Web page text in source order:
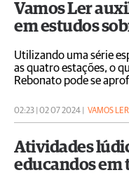
Vamos Ler
em estudos
Utilizando uma série
as quatro estações, o
Rebonato pode se
02:23 | 02 07 2024 | VAMOS LER
Atividades
educandos em